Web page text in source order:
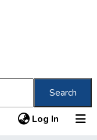
Search
Log In (current)